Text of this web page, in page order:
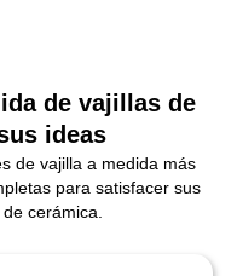
de vajillas de
ideas
de vajilla a medida más
para satisfacer sus
cerámica.